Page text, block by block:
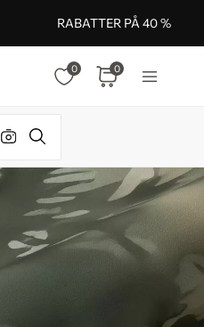
RABATTER PÅ 40 %
0 0